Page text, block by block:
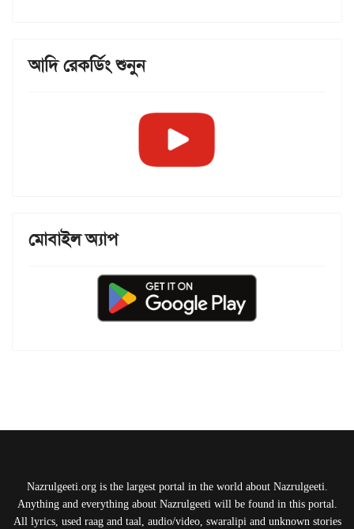
আদি রেকর্ডিং শুনুন
মোবাইল অ্যাপ
Nazrulgeeti.org is the largest portal in the world about Nazrulgeeti.
Anything and everything about Nazrulgeeti will be found in this portal.
All lyrics, used raag and taal, audio/video, swaralipi and unknown stories